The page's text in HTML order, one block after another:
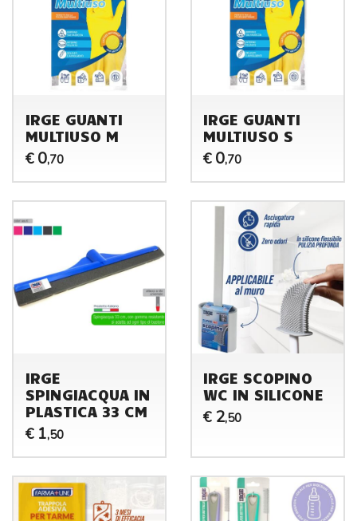
IRGE GUANTI
MULTIUSO M
€ 0,70
IRGE GUANTI
MULTIUSO S
€ 0,70
IRGE
SPINGIACQUA IN
PLASTICA 33 CM
€ 1,50
IRGE SCOPINO
WC IN SILICONE
€ 2,50